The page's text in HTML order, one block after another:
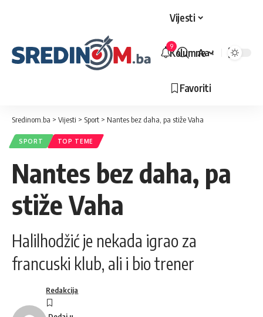
Vijesti
Kolumne
Favoriti
9
Veličina
Aa
Sredinom.ba > Vijesti > Sport > Nantes bez daha, pa stiže Vaha
SPORT TOP TEME
Nantes bez daha, pa
stiže Vaha
Halilhodžić je nekada igrao za
francuski klub, ali i bio trener
Redakcija